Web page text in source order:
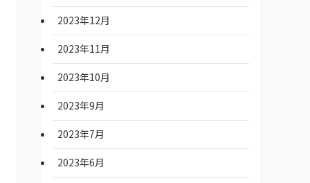
2023年12月
2023年11月
2023年10月
2023年9月
2023年7月
2023年6月